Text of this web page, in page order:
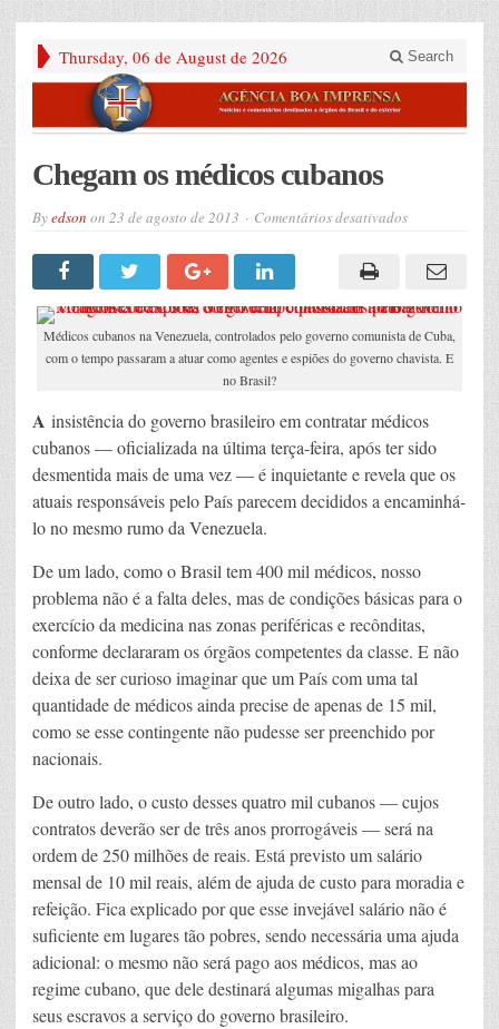
Thursday, 06 de August de 2026 Search
Chegam os médicos cubanos
Byedson on 23 de agosto de 2013 Comentários desativadosem
médicos
cubanos
Médicos cubanos na Venezuela, controlados pelo governo comunista de Cuba,
com o tempo passaram a atuar como agentes e espiões do governo chavista. E
no Brasil?
A insistência do governo brasileiro em contratar médicos
cubanos — oficializada na última terça-feira, após ter sido
desmentida mais de uma vez — é inquietante e revela que os
atuais responsáveis pelo País parecem decididos a encaminhá-
lo no mesmo rumo da Venezuela.
De um lado, como o Brasil tem 400 mil médicos, nosso
problema não é a falta deles, mas de condições básicas para o
exercício da medicina nas zonas periféricas e recônditas,
conforme declararam os órgãos competentes da classe. E não
deixa de ser curioso imaginar que um País com uma tal
quantidade de médicos ainda precise de apenas de 15 mil,
como se esse contingente não pudesse ser preenchido por
nacionais.
De outro lado, o custo desses quatro mil cubanos — cujos
contratos deverão ser de três anos prorrogáveis — será na
ordem de 250 milhões de reais. Está previsto um salário
mensal de 10 mil reais, além de ajuda de custo para moradia e
refeição. Fica explicado por que esse invejável salário não é
suficiente em lugares tão pobres, sendo necessária uma ajuda
adicional: o mesmo não será pago aos médicos, mas ao
regime cubano, que dele destinará algumas migalhas para
seus escravos a serviço do governo brasileiro.